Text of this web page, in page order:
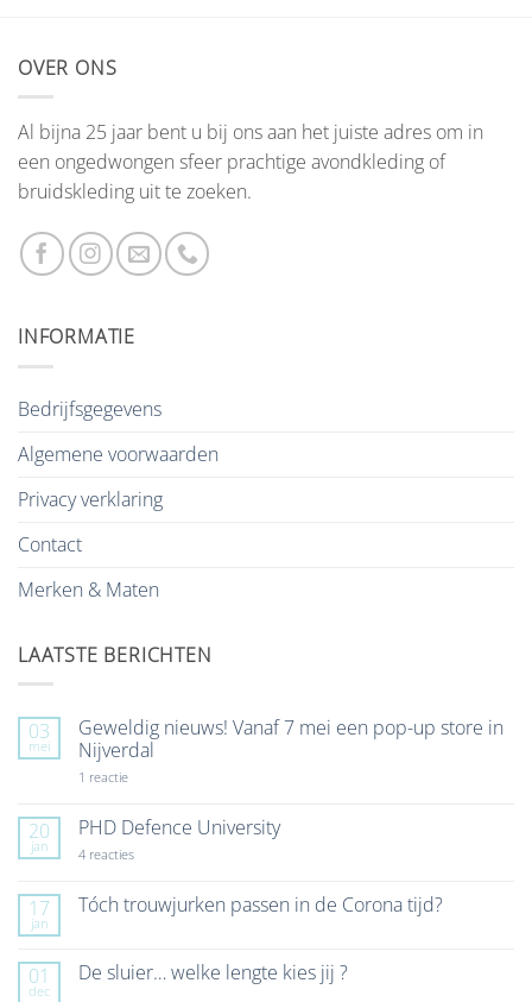
OVER ONS
Al bijna 25 jaar bent u bij ons aan het juiste adres om in
een ongedwongen sfeer prachtige avondkleding of
bruidskleding uit te zoeken.
INFORMATIE
Bedrijfsgegevens
Algemene voorwaarden
Privacy verklaring
Contact
Merken & Maten
LAATSTE BERICHTEN
03
mei
Geweldig nieuws! Vanaf 7 mei een pop-up store in
Nijverdal
1 reactieop
Vanaf
7
mei
up
store
20
jan
PHD Defence University
4 reactiesop
University
17
jan
Tóch trouwjurken passen in de Corona tijd?
Tóch
01
dec
De sluier… welke lengte kies jij ?